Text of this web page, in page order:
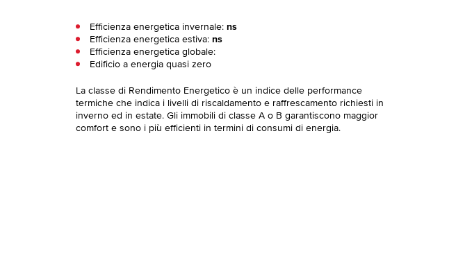
Efficienza energetica invernale:ns
Efficienza energetica estiva:ns
Efficienza energetica globale:
Edificio a energia quasi zero
La classe di Rendimento Energetico è un indice delle performance
termiche che indica i livelli di riscaldamento e raffrescamento richiesti in
inverno ed in estate. Gli immobili di classe A o B garantiscono maggior
comfort e sono i più efficienti in termini di consumi di energia.